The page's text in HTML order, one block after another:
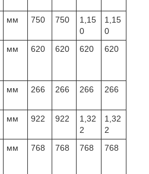
мм 750 750
1,15
0
1,15
0
мм 620 620 620 620
мм 266 266 266 266
мм 922 922
1,32
2
1,32
2
мм 768 768 768 768